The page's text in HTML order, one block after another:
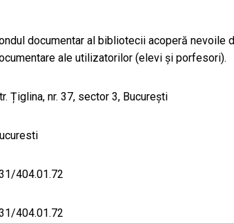
documentar al bibliotecii acoperă nevoile
ale utilizatorilor (elevi și porfesori).
Țiglina, nr. 37, sector 3, București
404.01.72
404.01.72